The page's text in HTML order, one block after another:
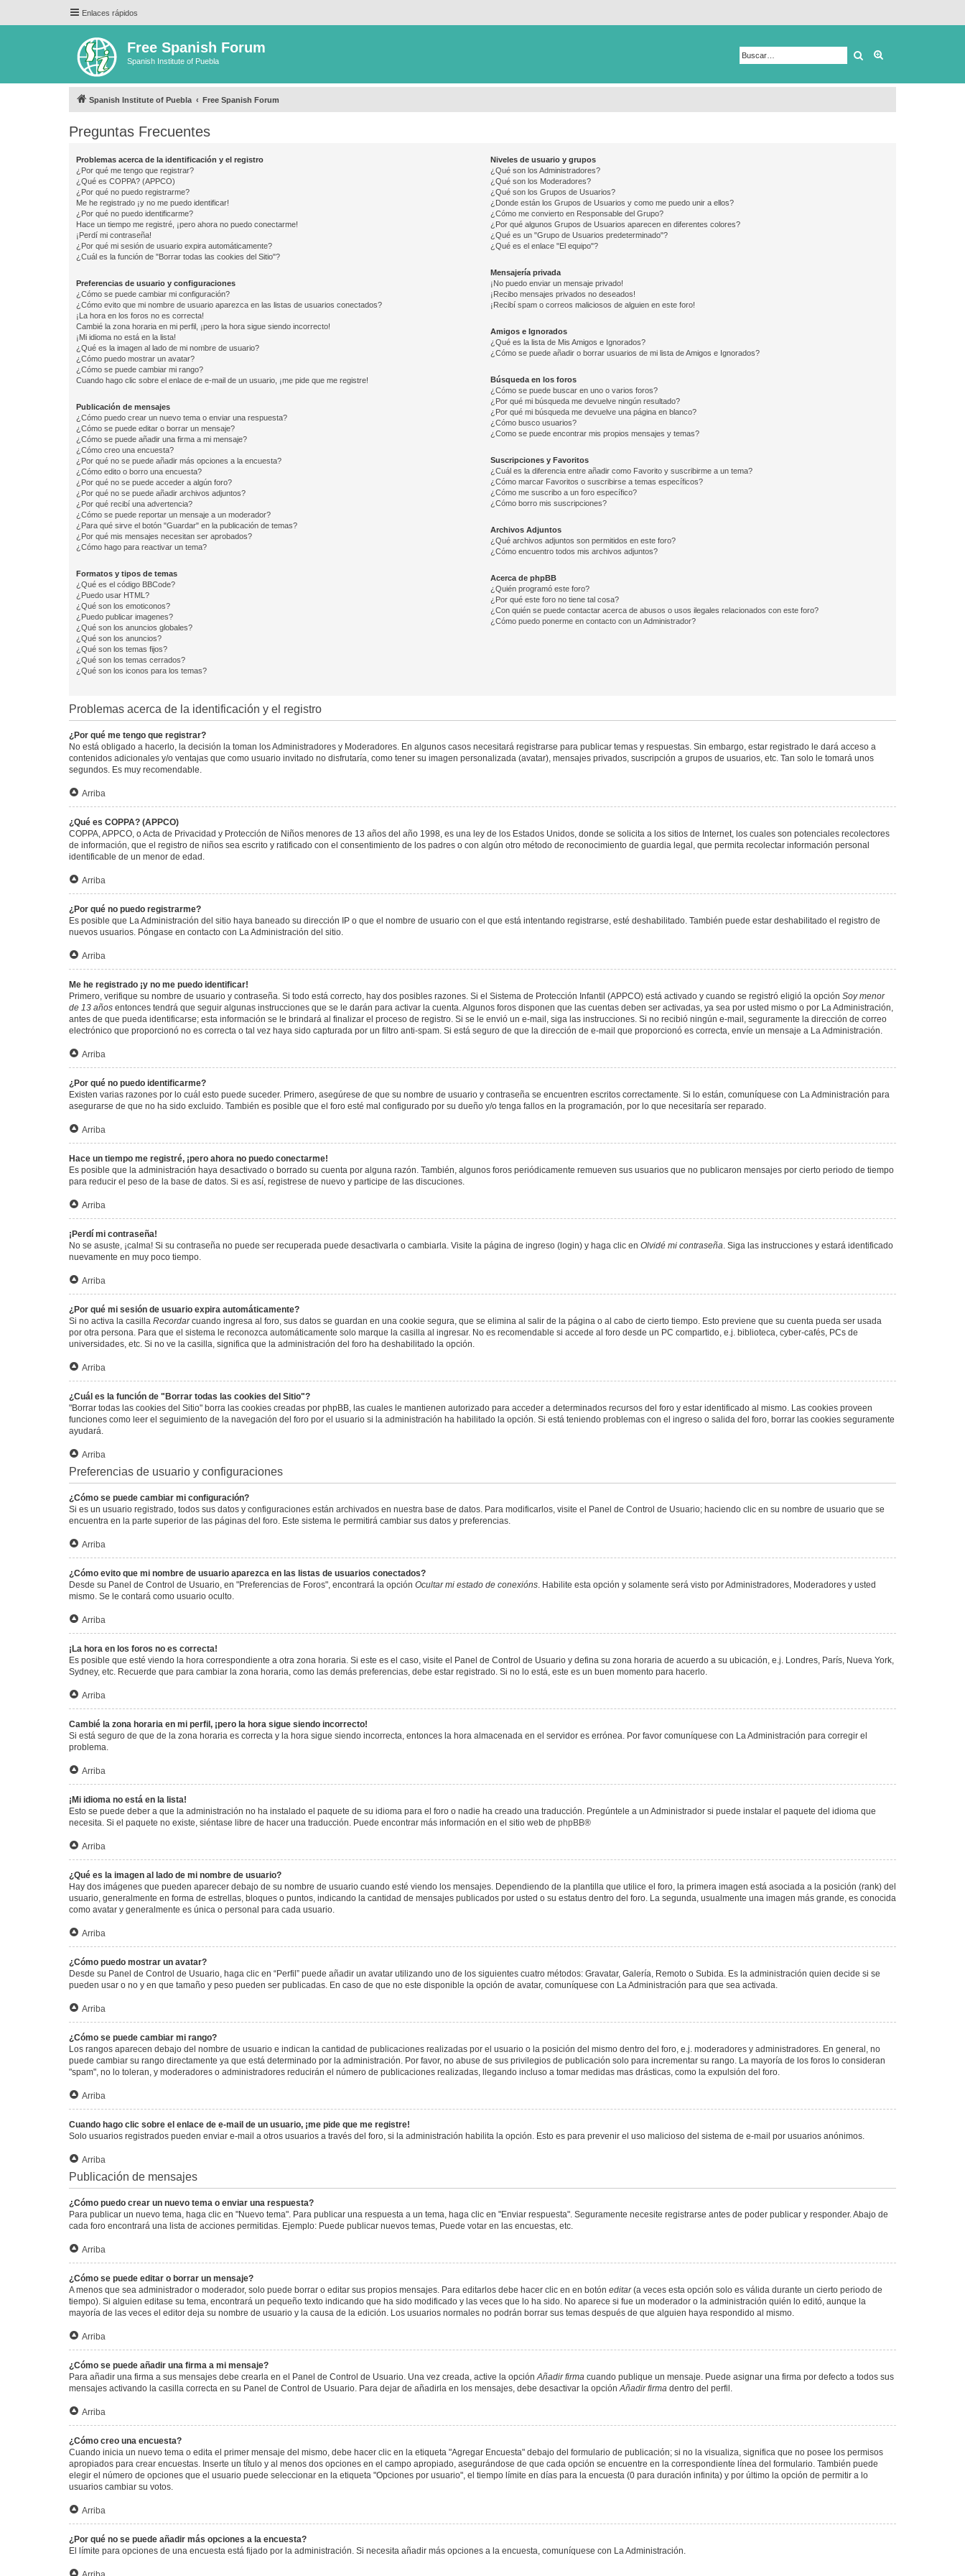
Enlaces rápidos
Free Spanish Forum
Spanish Institute of Puebla Buscar
Spanish Institute of Puebla Free Spanish Forum
Preguntas Frecuentes
Problemas acerca de la identificación y el registro
¿Por qué me tengo que registrar?
¿Qué es COPPA? (APPCO)
¿Por qué no puedo registrarme?
Me he registrado ¡y no me puedo identificar!
¿Por qué no puedo identificarme?
Hace un tiempo me registré, ¡pero ahora no puedo conectarme!
¡Perdí mi contraseña!
¿Por qué mi sesión de usuario expira automáticamente?
¿Cuál es la función de "Borrar todas las cookies del Sitio"?
Preferencias de usuario y configuraciones
¿Cómo se puede cambiar mi configuración?
¿Cómo evito que mi nombre de usuario aparezca en las listas de usuarios conectados?
¡La hora en los foros no es correcta!
Cambié la zona horaria en mi perfil, ¡pero la hora sigue siendo incorrecto!
¡Mi idioma no está en la lista!
¿Qué es la imagen al lado de mi nombre de usuario?
¿Cómo puedo mostrar un avatar?
¿Cómo se puede cambiar mi rango?
Cuando hago clic sobre el enlace de e-mail de un usuario, ¡me pide que me registre!
Publicación de mensajes
¿Cómo puedo crear un nuevo tema o enviar una respuesta?
¿Cómo se puede editar o borrar un mensaje?
¿Cómo se puede añadir una firma a mi mensaje?
¿Cómo creo una encuesta?
¿Por qué no se puede añadir más opciones a la encuesta?
¿Cómo edito o borro una encuesta?
¿Por qué no se puede acceder a algún foro?
¿Por qué no se puede añadir archivos adjuntos?
¿Por qué recibí una advertencia?
¿Cómo se puede reportar un mensaje a un moderador?
¿Para qué sirve el botón "Guardar" en la publicación de temas?
¿Por qué mis mensajes necesitan ser aprobados?
¿Cómo hago para reactivar un tema?
Formatos y tipos de temas
¿Qué es el código BBCode?
¿Puedo usar HTML?
¿Qué son los emoticonos?
¿Puedo publicar imagenes?
¿Qué son los anuncios globales?
¿Qué son los anuncios?
¿Qué son los temas fijos?
¿Qué son los temas cerrados?
¿Qué son los iconos para los temas?
Niveles de usuario y grupos
¿Qué son los Administradores?
¿Qué son los Moderadores?
¿Qué son los Grupos de Usuarios?
¿Donde están los Grupos de Usuarios y como me puedo unir a ellos?
¿Cómo me convierto en Responsable del Grupo?
¿Por qué algunos Grupos de Usuarios aparecen en diferentes colores?
¿Qué es un "Grupo de Usuarios predeterminado"?
¿Qué es el enlace "El equipo"?
Mensajería privada
¡No puedo enviar un mensaje privado!
¡Recibo mensajes privados no deseados!
¡Recibí spam o correos maliciosos de alguien en este foro!
Amigos e Ignorados
¿Qué es la lista de Mis Amigos e Ignorados?
¿Cómo se puede añadir o borrar usuarios de mi lista de Amigos e Ignorados?
Búsqueda en los foros
¿Cómo se puede buscar en uno o varios foros?
¿Por qué mi búsqueda me devuelve ningún resultado?
¿Por qué mi búsqueda me devuelve una página en blanco?
¿Cómo busco usuarios?
¿Como se puede encontrar mis propios mensajes y temas?
Suscripciones y Favoritos
¿Cuál es la diferencia entre añadir como Favorito y suscribirme a un tema?
¿Cómo marcar Favoritos o suscribirse a temas específicos?
¿Cómo me suscribo a un foro específico?
¿Cómo borro mis suscripciones?
Archivos Adjuntos
¿Qué archivos adjuntos son permitidos en este foro?
¿Cómo encuentro todos mis archivos adjuntos?
Acerca de phpBB
¿Quién programó este foro?
¿Por qué este foro no tiene tal cosa?
¿Con quién se puede contactar acerca de abusos o usos ilegales relacionados con este foro?
¿Cómo puedo ponerme en contacto con un Administrador?
Problemas acerca de la identificación y el registro
¿Por qué me tengo que registrar?
No está obligado a hacerlo, la decisión la toman los Administradores y Moderadores. En algunos casos necesitará registrarse para publicar temas y respuestas. Sin embargo, estar registrado le dará acceso a
contenidos adicionales y/o ventajas que como usuario invitado no disfrutaría, como tener su imagen personalizada (avatar), mensajes privados, suscripción a grupos de usuarios, etc. Tan solo le tomará unos
segundos. Es muy recomendable.
Arriba
¿Qué es COPPA? (APPCO)
COPPA, APPCO, o Acta de Privacidad y Protección de Niños menores de 13 años del año 1998, es una ley de los Estados Unidos, donde se solicita a los sitios de Internet, los cuales son potenciales recolectores
de información, que el registro de niños sea escrito y ratificado con el consentimiento de los padres o con algún otro método de reconocimiento de guardia legal, que permita recolectar información personal
identificable de un menor de edad.
Arriba
¿Por qué no puedo registrarme?
Es posible que La Administración del sitio haya baneado su dirección IP o que el nombre de usuario con el que está intentando registrarse, esté deshabilitado. También puede estar deshabilitado el registro de
nuevos usuarios. Póngase en contacto con La Administración del sitio.
Arriba
Me he registrado ¡y no me puedo identificar!
Primero, verifique su nombre de usuario y contraseña. Si todo está correcto, hay dos posibles razones. Si el Sistema de Protección Infantil (APPCO) está activado y cuando se registró eligió la opción Soy menor
de 13 años entonces tendrá que seguir algunas instrucciones que se le darán para activar la cuenta. Algunos foros disponen que las cuentas deben ser activadas, ya sea por usted mismo o por La Administración,
antes de que pueda identificarse; esta información se le brindará al finalizar el proceso de registro. Si se le envió un e-mail, siga las instrucciones. Si no recibió ningún e-mail, seguramente la dirección de correo
electrónico que proporcionó no es correcta o tal vez haya sido capturada por un filtro anti-spam. Si está seguro de que la dirección de e-mail que proporcionó es correcta, envíe un mensaje a La Administración.
Arriba
¿Por qué no puedo identificarme?
Existen varias razones por lo cuál esto puede suceder. Primero, asegúrese de que su nombre de usuario y contraseña se encuentren escritos correctamente. Si lo están, comuníquese con La Administración para
asegurarse de que no ha sido excluido. También es posible que el foro esté mal configurado por su dueño y/o tenga fallos en la programación, por lo que necesitaría ser reparado.
Arriba
Hace un tiempo me registré, ¡pero ahora no puedo conectarme!
Es posible que la administración haya desactivado o borrado su cuenta por alguna razón. También, algunos foros periódicamente remueven sus usuarios que no publicaron mensajes por cierto periodo de tiempo
para reducir el peso de la base de datos. Si es así, registrese de nuevo y participe de las discuciones.
Arriba
¡Perdí mi contraseña!
No se asuste, ¡calma! Si su contraseña no puede ser recuperada puede desactivarla o cambiarla. Visite la página de ingreso (login) y haga clic en Olvidé mi contraseña. Siga las instrucciones y estará identificado
nuevamente en muy poco tiempo.
Arriba
¿Por qué mi sesión de usuario expira automáticamente?
Si no activa la casilla Recordarcuando ingresa al foro, sus datos se guardan en una cookie segura, que se elimina al salir de la página o al cabo de cierto tiempo. Esto previene que su cuenta pueda ser usada
por otra persona. Para que el sistema le reconozca automáticamente solo marque la casilla al ingresar. No es recomendable si accede al foro desde un PC compartido, e.j. biblioteca, cyber-cafés, PCs de
universidades, etc. Si no ve la casilla, significa que la administración del foro ha deshabilitado la opción.
Arriba
¿Cuál es la función de "Borrar todas las cookies del Sitio"?
"Borrar todas las cookies del Sitio" borra las cookies creadas por phpBB, las cuales le mantienen autorizado para acceder a determinados recursos del foro y estar identificado al mismo. Las cookies proveen
funciones como leer el seguimiento de la navegación del foro por el usuario si la administración ha habilitado la opción. Si está teniendo problemas con el ingreso o salida del foro, borrar las cookies seguramente
ayudará.
Arriba
Preferencias de usuario y configuraciones
¿Cómo se puede cambiar mi configuración?
Si es un usuario registrado, todos sus datos y configuraciones están archivados en nuestra base de datos. Para modificarlos, visite el Panel de Control de Usuario; haciendo clic en su nombre de usuario que se
encuentra en la parte superior de las páginas del foro. Este sistema le permitirá cambiar sus datos y preferencias.
Arriba
¿Cómo evito que mi nombre de usuario aparezca en las listas de usuarios conectados?
Desde su Panel de Control de Usuario, en "Preferencias de Foros", encontrará la opción Ocultar mi estado de conexións. Habilite esta opción y solamente será visto por Administradores, Moderadores y usted
mismo. Se le contará como usuario oculto.
Arriba
¡La hora en los foros no es correcta!
Es posible que esté viendo la hora correspondiente a otra zona horaria. Si este es el caso, visite el Panel de Control de Usuario y defina su zona horaria de acuerdo a su ubicación, e.j. Londres, París, Nueva York,
Sydney, etc. Recuerde que para cambiar la zona horaria, como las demás preferencias, debe estar registrado. Si no lo está, este es un buen momento para hacerlo.
Arriba
Cambié la zona horaria en mi perfil, ¡pero la hora sigue siendo incorrecto!
Si está seguro de que de la zona horaria es correcta y la hora sigue siendo incorrecta, entonces la hora almacenada en el servidor es errónea. Por favor comuníquese con La Administración para corregir el
problema.
Arriba
¡Mi idioma no está en la lista!
Esto se puede deber a que la administración no ha instalado el paquete de su idioma para el foro o nadie ha creado una traducción. Pregúntele a un Administrador si puede instalar el paquete del idioma que
necesita. Si el paquete no existe, siéntase libre de hacer una traducción. Puede encontrar más información en el sitio web de phpBB®
Arriba
¿Qué es la imagen al lado de mi nombre de usuario?
Hay dos imágenes que pueden aparecer debajo de su nombre de usuario cuando esté viendo los mensajes. Dependiendo de la plantilla que utilice el foro, la primera imagen está asociada a la posición (rank) del
usuario, generalmente en forma de estrellas, bloques o puntos, indicando la cantidad de mensajes publicados por usted o su estatus dentro del foro. La segunda, usualmente una imagen más grande, es conocida
como avatar y generalmente es única o personal para cada usuario.
Arriba
¿Cómo puedo mostrar un avatar?
Desde su Panel de Control de Usuario, haga clic en “Perfil” puede añadir un avatar utilizando uno de los siguientes cuatro métodos: Gravatar, Galería, Remoto o Subida. Es la administración quien decide si se
pueden usar o no y en que tamaño y peso pueden ser publicadas. En caso de que no este disponible la opción de avatar, comuníquese con La Administración para que sea activada.
Arriba
¿Cómo se puede cambiar mi rango?
Los rangos aparecen debajo del nombre de usuario e indican la cantidad de publicaciones realizadas por el usuario o la posición del mismo dentro del foro, e.j. moderadores y administradores. En general, no
puede cambiar su rango directamente ya que está determinado por la administración. Por favor, no abuse de sus privilegios de publicación solo para incrementar su rango. La mayoría de los foros lo consideran
"spam", no lo toleran, y moderadores o administradores reducirán el número de publicaciones realizadas, llegando incluso a tomar medidas mas drásticas, como la expulsión del foro.
Arriba
Cuando hago clic sobre el enlace de e-mail de un usuario, ¡me pide que me registre!
Solo usuarios registrados pueden enviar e-mail a otros usuarios a través del foro, si la administración habilita la opción. Esto es para prevenir el uso malicioso del sistema de e-mail por usuarios anónimos.
Arriba
Publicación de mensajes
¿Cómo puedo crear un nuevo tema o enviar una respuesta?
Para publicar un nuevo tema, haga clic en "Nuevo tema". Para publicar una respuesta a un tema, haga clic en "Enviar respuesta". Seguramente necesite registrarse antes de poder publicar y responder. Abajo de
cada foro encontrará una lista de acciones permitidas. Ejemplo: Puede publicar nuevos temas, Puede votar en las encuestas, etc.
Arriba
¿Cómo se puede editar o borrar un mensaje?
A menos que sea administrador o moderador, solo puede borrar o editar sus propios mensajes. Para editarlos debe hacer clic en en botón editar(a veces esta opción solo es válida durante un cierto periodo de
tiempo). Si alguien editase su tema, encontrará un pequeño texto indicando que ha sido modificado y las veces que lo ha sido. No aparece si fue un moderador o la administración quién lo editó, aunque la
mayoría de las veces el editor deja su nombre de usuario y la causa de la edición. Los usuarios normales no podrán borrar sus temas después de que alguien haya respondido al mismo.
Arriba
¿Cómo se puede añadir una firma a mi mensaje?
Para añadir una firma a sus mensajes debe crearla en el Panel de Control de Usuario. Una vez creada, active la opciónAñadir firma cuando publique un mensaje. Puede asignar una firma por defecto a todos sus
mensajes activando la casilla correcta en su Panel de Control de Usuario. Para dejar de añadirla en los mensajes, debe desactivar la opciónAñadir firma dentro del perfil.
Arriba
¿Cómo creo una encuesta?
Cuando inicia un nuevo tema o edita el primer mensaje del mismo, debe hacer clic en la etiqueta "Agregar Encuesta" debajo del formulario de publicación; si no la visualiza, significa que no posee los permisos
apropiados para crear encuestas. Inserte un título y al menos dos opciones en el campo apropiado, asegurándose de que cada opción se encuentre en la correspondiente línea del formulario. También puede
elegir el número de opciones que el usuario puede seleccionar en la etiqueta "Opciones por usuario", el tiempo límite en días para la encuesta (0 para duración infinita) y por último la opción de permitir a lo
usuarios cambiar su votos.
Arriba
¿Por qué no se puede añadir más opciones a la encuesta?
El límite para opciones de una encuesta está fijado por la administración. Si necesita añadir más opciones a la encuesta, comuníquese con La Administración.